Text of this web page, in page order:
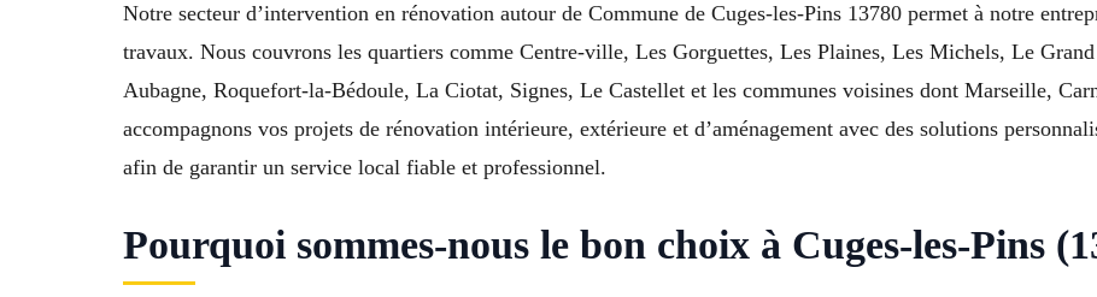
Notre secteur d’intervention en rénovation autour de Commune de Cuges-les-Pins 13780 permet à notre
travaux. Nous couvrons les quartiers comme Centre-ville, Les Gorguettes, Les Plaines, Les Michels, Le
Aubagne, Roquefort-la-Bédoule, La Ciotat, Signes, Le Castellet et les communes voisines dont Marseille,
accompagnons vos projets de rénovation intérieure, extérieure et d’aménagement avec des solutions
afin de garantir un service local fiable et professionnel.
Pourquoi sommes-nous le bon choix à Cuges-les-Pins